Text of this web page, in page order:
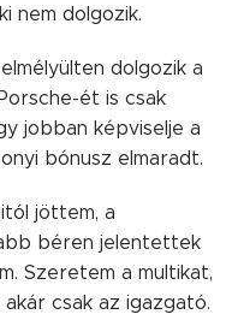
nem dolgozik.
dolgozik a
ét is csak
jobban képviselje a
bónusz elmaradt.
jöttem, a
béren jelentettek
Szeretem a multikat,
csak az igazgató.